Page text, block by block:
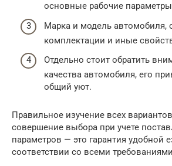
основные рабочие
Марка и модель автомобиля,
комплектации и иные
Отдельно стоит обратить
качества автомобиля, его
общий уют.
Правильное изучение всех
совершение выбора при учете
параметров — это гарантия удобной
соответствии со всеми